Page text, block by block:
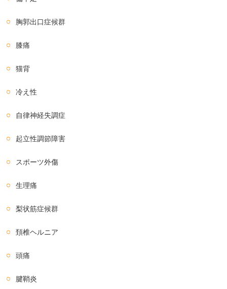
胸郭出口症候群
膝痛
猫背
冷え性
自律神経失調症
起立性調節障害
スポーツ外傷
生理痛
梨状筋症候群
頚椎ヘルニア
頭痛
腱鞘炎